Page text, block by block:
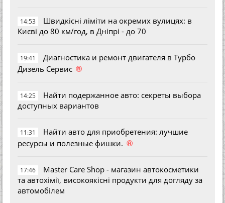
14:53
Швидкісні ліміти на окремих вулицях: в
Києві до 80 км/год, в Дніпрі - до 70
19:41
Диагностика и ремонт двигателя в Турбо
Дизель Сервис ®
14:25
Найти подержанное авто: секреты выбора
доступных вариантов
11:31
Найти авто для приобретения: лучшие
ресурсы и полезные фишки. ®
17:46
Master Care Shop - магазин автокосметики
та автохімії, високоякісні продукти для догляду за
автомобілем